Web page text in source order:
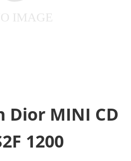
Dior MINI CD
1200